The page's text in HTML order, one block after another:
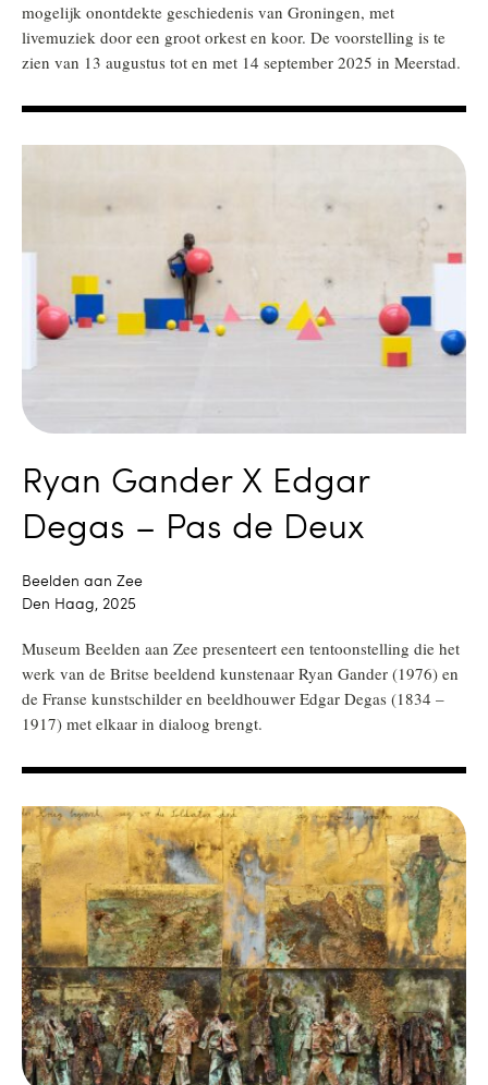
mogelijk onontdekte geschiedenis van Groningen, met
livemuziek door een groot orkest en koor. De voorstelling is te
zien van 13 augustus tot en met 14 september 2025 in Meerstad.
Ryan Gander X Edgar
Degas – Pas de Deux
Beelden aan Zee
Den Haag, 2025
Museum Beelden aan Zee presenteert een tentoonstelling die het
werk van de Britse beeldend kunstenaar Ryan Gander (1976) en
de Franse kunstschilder en beeldhouwer Edgar Degas (1834 –
1917) met elkaar in dialoog brengt.